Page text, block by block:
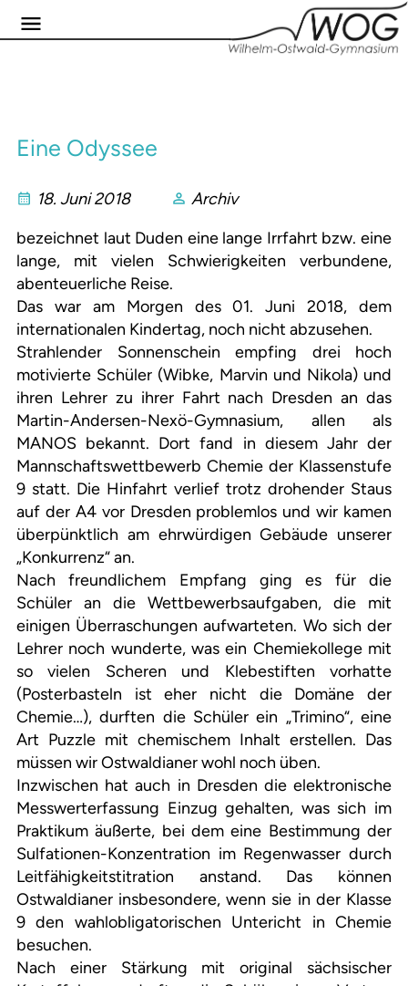
Eine Odyssee
18. Juni 2018
Archiv
bezeichnet laut Duden eine lange Irrfahrt bzw. eine
lange, mit vielen Schwierigkeiten verbundene,
abenteuerliche Reise.
Das war am Morgen des 01. Juni 2018, dem
internationalen Kindertag, noch nicht abzusehen.
Strahlender Sonnenschein empfing drei hoch
motivierte Schüler (Wibke, Marvin und Nikola) und
ihren Lehrer zu ihrer Fahrt nach Dresden an das
Martin-Andersen-Nexö-Gymnasium, allen als
MANOS bekannt. Dort fand in diesem Jahr der
Mannschaftswettbewerb Chemie der Klassenstufe
9 statt. Die Hinfahrt verlief trotz drohender Staus
auf der A4 vor Dresden problemlos und wir kamen
überpünktlich am ehrwürdigen Gebäude unserer
„Konkurrenz“ an.
Nach freundlichem Empfang ging es für die
Schüler an die Wettbewerbsaufgaben, die mit
einigen Überraschungen aufwarteten. Wo sich der
Lehrer noch wunderte, was ein Chemiekollege mit
so vielen Scheren und Klebestiften vorhatte
(Posterbasteln ist eher nicht die Domäne der
Chemie…), durften die Schüler ein „Trimino“, eine
Art Puzzle mit chemischem Inhalt erstellen. Das
müssen wir Ostwaldianer wohl noch üben.
Inzwischen hat auch in Dresden die elektronische
Messwerterfassung Einzug gehalten, was sich im
Praktikum äußerte, bei dem eine Bestimmung der
Sulfationen-Konzentration im Regenwasser durch
Leitfähigkeitstitration anstand. Das können
Ostwaldianer insbesondere, wenn sie in der Klasse
9 den wahlobligatorischen Untericht in Chemie
besuchen.
Nach einer Stärkung mit original sächsischer